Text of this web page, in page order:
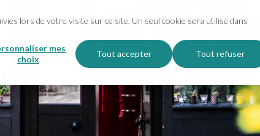
lors de votre visite sur ce site. Un seul cookie sera utilisé dans
mes
choix
Tout accepter Tout refuser